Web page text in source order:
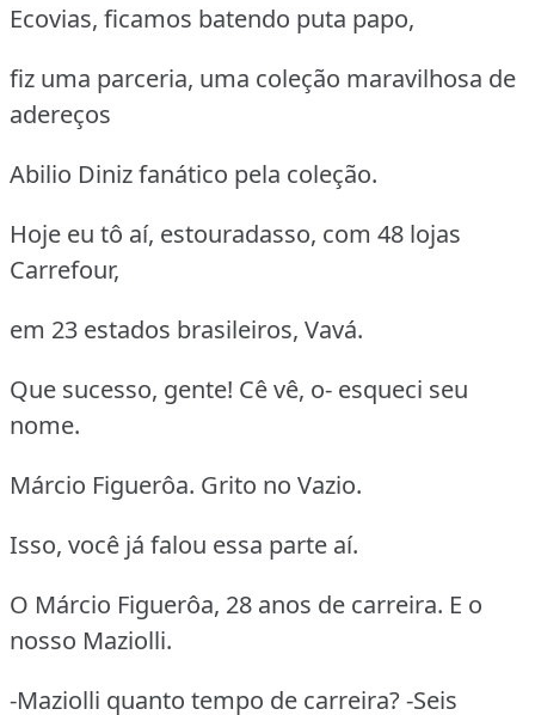
Ecovias, ficamos batendo puta papo,
fiz uma parceria, uma coleção maravilhosa de
adereços
Abilio Diniz fanático pela coleção.
Hoje eu tô aí, estouradasso, com 48 lojas
Carrefour,
em 23 estados brasileiros, Vavá.
Que sucesso, gente! Cê vê, o- esqueci seu
nome.
Márcio Figuerôa. Grito no Vazio.
Isso, você já falou essa parte aí.
O Márcio Figuerôa, 28 anos de carreira. E o
nosso Maziolli.
-Maziolli quanto tempo de carreira? -Seis